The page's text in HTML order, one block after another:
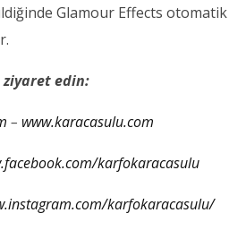
Glamour Effects otomatik
edin:
– www.karacasulu.com
karfokaracasulu
karfokaracasulu/